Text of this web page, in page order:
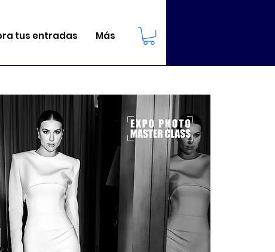
tus entradas Más